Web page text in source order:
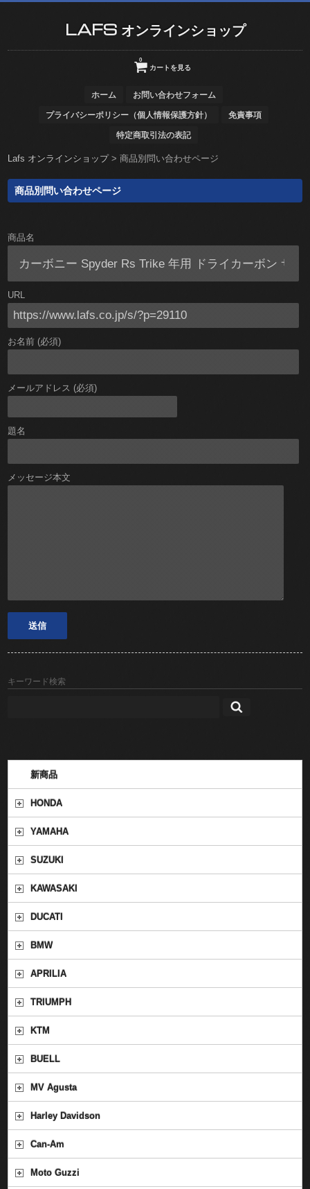
LAFS オンラインショップ
カートを見る
0
ホーム お問い合わせフォーム
プライバシーポリシー（個人情報保護方針） 免責事項
特定商取引法の表記
Lafs オンラインショップ>商品別問い合わせページ
商品別問い合わせページ
商品名
URL
お名前 (必須)
メールアドレス (必須)
題名
メッセージ本文
キーワード検索
新商品
HONDA
YAMAHA
SUZUKI
KAWASAKI
DUCATI
BMW
APRILIA
TRIUMPH
KTM
BUELL
MV Agusta
Harley Davidson
Can-Am
Moto Guzzi